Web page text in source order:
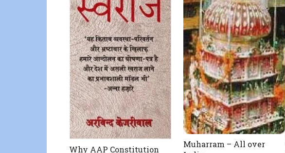
Why AAP Constitution
Muharram – All over